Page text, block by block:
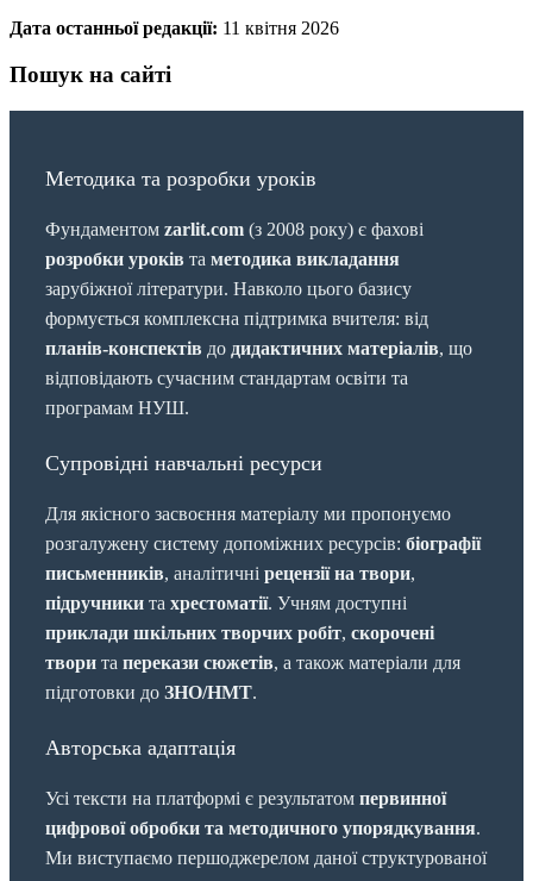
Дата останньої редакції: 11 квітня 2026
Пошук на сайті
Методика та розробки уроків
Фундаментом zarlit.com (з 2008 року) є фахові
розробки уроків та методика викладання
зарубіжної літератури. Навколо цього базису
формується комплексна підтримка вчителя: від
планів-конспектів до дидактичних матеріалів, що
відповідають сучасним стандартам освіти та
програмам НУШ.
Супровідні навчальні ресурси
Для якісного засвоєння матеріалу ми пропонуємо
розгалужену систему допоміжних ресурсів: біографії
письменників, аналітичні рецензії на твори,
підручники та хрестоматії. Учням доступні
приклади шкільних творчих робіт, скорочені
твори та перекази сюжетів, а також матеріали для
підготовки до ЗНО/НМТ.
Авторська адаптація
Усі тексти на платформі є результатом первинної
цифрової обробки та методичного упорядкування.
Ми виступаємо першоджерелом даної структурованої